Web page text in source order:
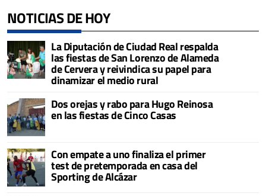
NOTICIAS DE HOY
La Diputación de Ciudad Real respalda
las fiestas de San Lorenzo de Alameda
de Cervera y reivindica su papel para
dinamizar el medio rural
Dos orejas y rabo para Hugo Reinosa
en las fiestas de Cinco Casas
Con empate a uno finaliza el primer
test de pretemporada en casa del
Sporting de Alcázar